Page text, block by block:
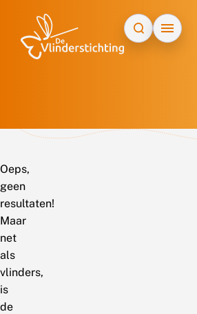
Oeps,
geen
resultaten!
Maar
net
als
vlinders,
is
de